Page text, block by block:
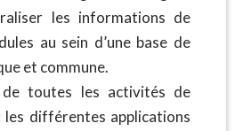
les informations de
au sein d’une base de
et commune.
de toutes les activités de
les différentes applications